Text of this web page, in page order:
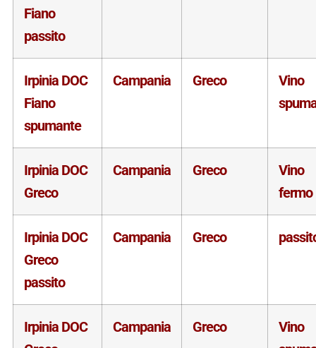
Fiano
passito
Irpinia DOC
Fiano
spumante
Campania Greco
Vino
Irpinia DOC
Greco
Campania Greco
Vino
fermo
Irpinia DOC
Greco
passito
Campania Greco
Irpinia DOC
Campania Greco
Vino